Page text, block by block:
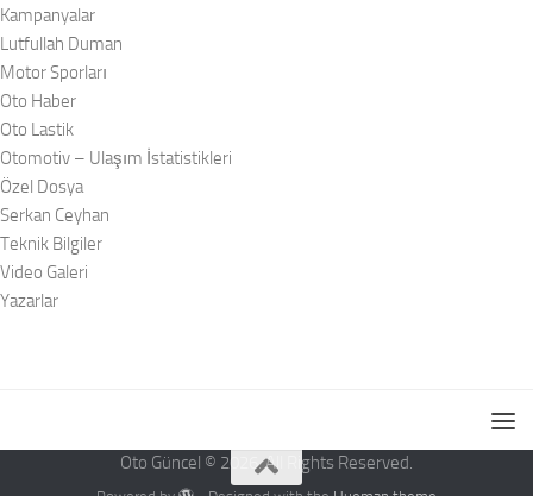
Kampanyalar
Lutfullah Duman
Motor Sporları
Oto Haber
Oto Lastik
Otomotiv – Ulaşım İstatistikleri
Özel Dosya
Serkan Ceyhan
Teknik Bilgiler
Video Galeri
Yazarlar
Oto Güncel © 2026. All Rights Reserved.